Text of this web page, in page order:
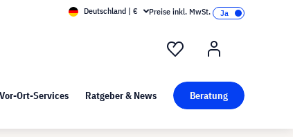
Kunst bei visunext
Deutschland | € Preise inkl. MwSt.
Vor-Ort-Services Ratgeber & News Beratung